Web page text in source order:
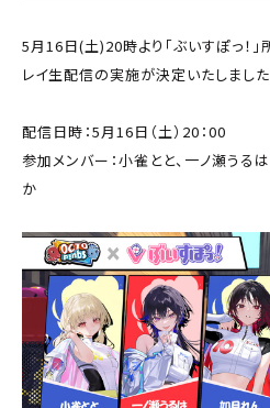
5月16日(土)20時より「ぶいすぽっ！
レイ生配信の実施が決定いたしました
配信日時：5月16日（土）20：00
参加メンバー：小雀とと、一ノ瀬うる
か